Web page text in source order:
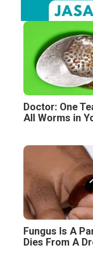
Doctor: One
All Worms in
Fungus Is A
Dies From A